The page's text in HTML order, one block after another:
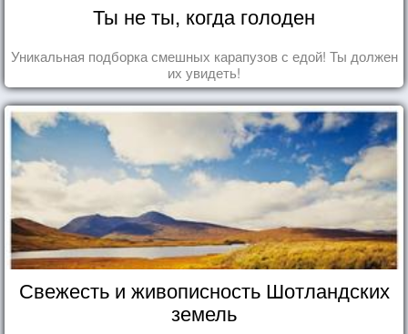
Ты не ты, когда голоден
Уникальная подборка смешных карапузов с едой! Ты должен
их увидеть!
Свежесть и живописность Шотландских
земель